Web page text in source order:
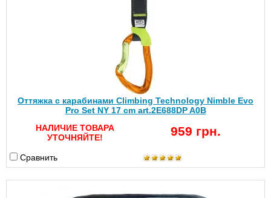
Оттяжка с карабинами Climbing Technology Nimble Evo
Pro Set NY 17 cm art.2E688DP A0B
НАЛИЧИЕ ТОВАРА
УТОЧНЯЙТЕ!
959 грн.
Сравнить